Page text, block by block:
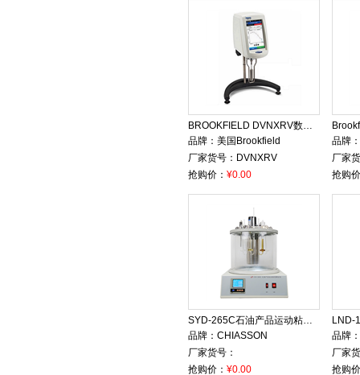
BROOKFIELD DVNXRV数显粘度计
品牌： 美国Brookfield
厂家货号： DVNXRV
抢购价： ¥0.00
品牌：
厂家
抢购
SYD-265C石油产品运动粘度测定器
品牌： CHIASSON
厂家货号：
抢购价： ¥0.00
LND-
品牌：
厂家
抢购